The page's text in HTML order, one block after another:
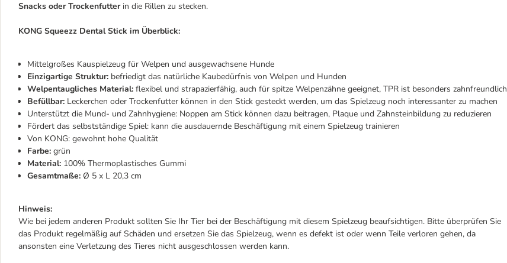
Snacks oder Trockenfutter in die Rillen zu stecken.
KONG Squeezz Dental Stick im Überblick:
Mittelgroßes Kauspielzeug für Welpen und ausgewachsene Hunde
Einzigartige Struktur: befriedigt das natürliche Kaubedürfnis von Welpen und Hunden
Welpentaugliches Material: flexibel und strapazierfähig, auch für spitze Welpenzähne geeignet, TPR ist besonders zahnfreundlich
Befüllbar: Leckerchen oder Trockenfutter können in den Stick gesteckt werden, um das Spielzeug noch interessanter zu machen
Unterstützt die Mund- und Zahnhygiene: Noppen am Stick können dazu beitragen, Plaque und Zahnsteinbildung zu reduzieren
Fördert das selbstständige Spiel: kann die ausdauernde Beschäftigung mit einem Spielzeug trainieren
Von KONG: gewohnt hohe Qualität
Farbe: grün
Material: 100% Thermoplastisches Gummi
Gesamtmaße: Ø 5 x L 20,3 cm
Hinweis:
Wie bei jedem anderen Produkt sollten Sie Ihr Tier bei der Beschäftigung mit diesem Spielzeug beaufsichtigen. Bitte überprüfen Sie
das Produkt regelmäßig auf Schäden und ersetzen Sie das Spielzeug, wenn es defekt ist oder wenn Teile verloren gehen, da
ansonsten eine Verletzung des Tieres nicht ausgeschlossen werden kann.